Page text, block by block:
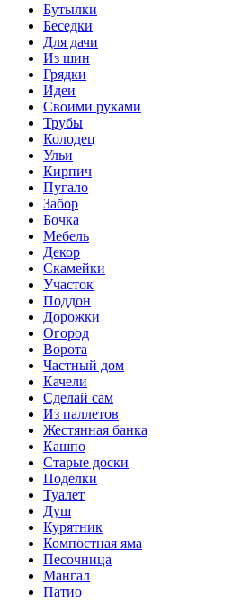
Бутылки
Беседки
Для дачи
Из шин
Грядки
Идеи
Своими руками
Трубы
Колодец
Ульи
Кирпич
Пугало
Забор
Бочка
Мебель
Декор
Скамейки
Участок
Поддон
Дорожки
Огород
Ворота
Частный дом
Качели
Сделай сам
Из паллетов
Жестянная банка
Кашпо
Старые доски
Поделки
Туалет
Душ
Курятник
Компостная яма
Песочница
Мангал
Патио